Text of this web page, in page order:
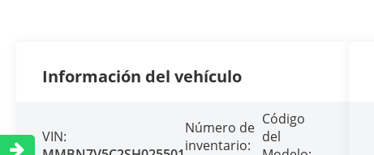
Información del vehículo
VIN:
Número de
inventario:
Código
del